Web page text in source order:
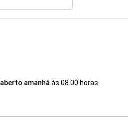
aberto amanhã às 08.00 horas